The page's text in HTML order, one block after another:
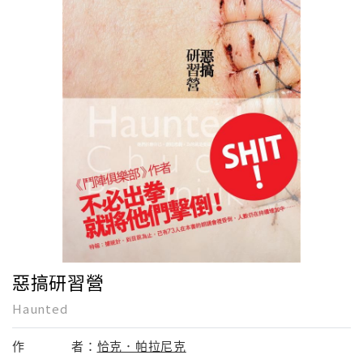
惡搞研習營
Haunted
作 者： 恰克．帕拉尼克